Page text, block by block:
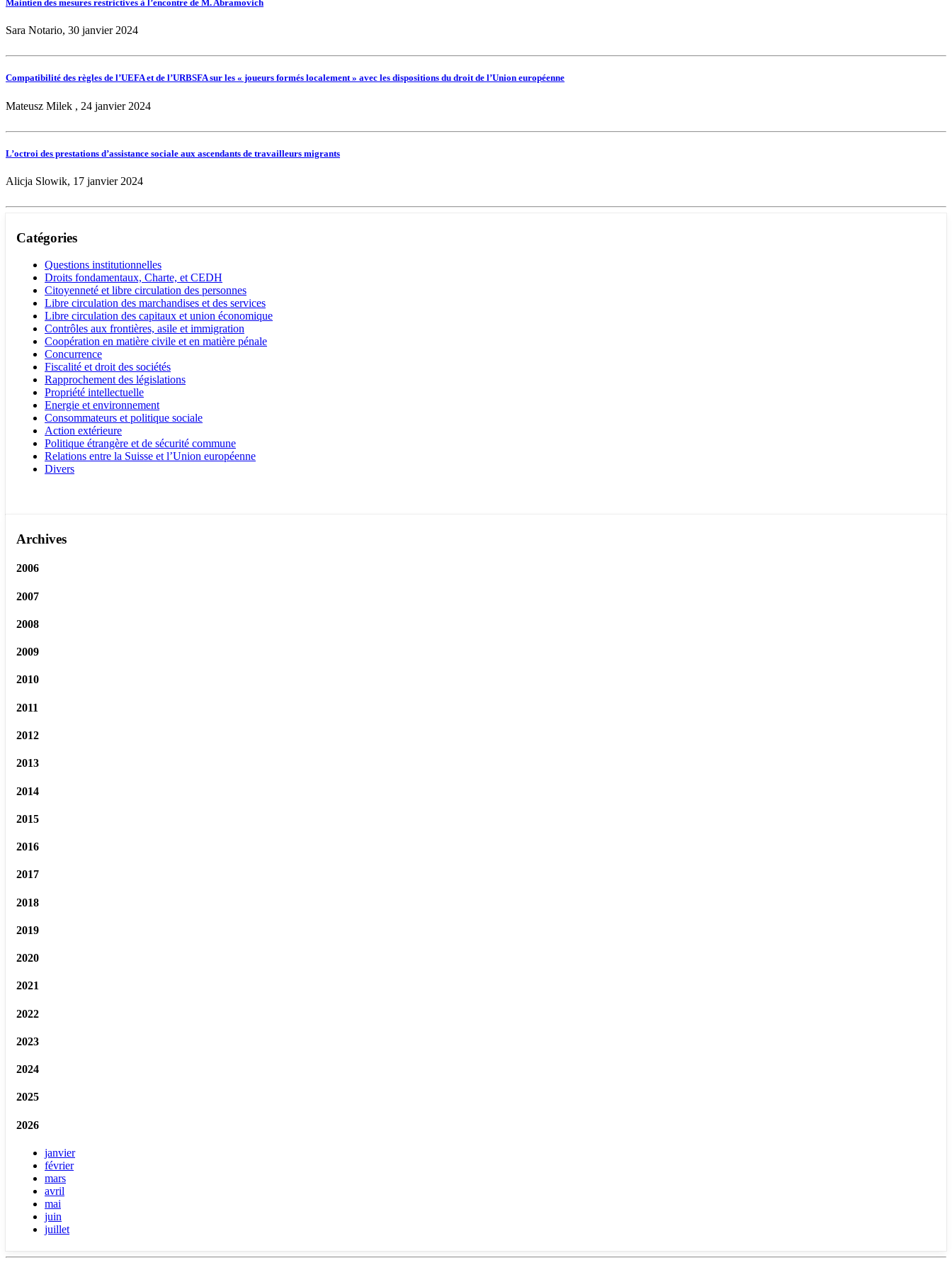
Maintien des mesures restrictives à l’encontre de M. Abramovich
Sara Notario, 30 janvier 2024
Compatibilité des règles de l’UEFA et de l’URBSFA sur les « joueurs formés localement » avec les dispositions du droit de l’Union européenne
Mateusz Milek , 24 janvier 2024
L’octroi des prestations d’assistance sociale aux ascendants de travailleurs migrants
Alicja Slowik, 17 janvier 2024
Catégories
Questions institutionnelles
Droits fondamentaux, Charte, et CEDH
Citoyenneté et libre circulation des personnes
Libre circulation des marchandises et des services
Libre circulation des capitaux et union économique
Contrôles aux frontières, asile et immigration
Coopération en matière civile et en matière pénale
Concurrence
Fiscalité et droit des sociétés
Rapprochement des législations
Propriété intellectuelle
Energie et environnement
Consommateurs et politique sociale
Action extérieure
Politique étrangère et de sécurité commune
Relations entre la Suisse et l’Union européenne
Divers
Archives
2006
2007
2008
2009
2010
2011
2012
2013
2014
2015
2016
2017
2018
2019
2020
2021
2022
2023
2024
2025
2026
janvier
février
mars
avril
mai
juin
juillet